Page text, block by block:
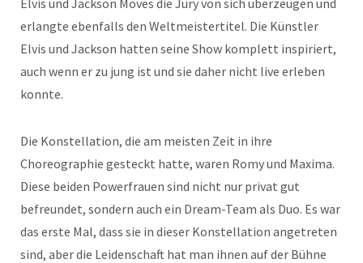
erlangte ebenfalls den Weltmeistertitel. Die Künstler
Elvis und Jackson hatten seine Show komplett inspiriert,
auch wenn er zu jung ist und sie daher nicht live erleben
konnte.
Die Konstellation, die am meisten Zeit in ihre
Choreographie gesteckt hatte, waren Romy und Maxima.
Diese beiden Powerfrauen sind nicht nur privat gut
befreundet, sondern auch ein Dream-Team als Duo. Es war
das erste Mal, dass sie in dieser Konstellation angetreten
sind, aber die Leidenschaft hat man ihnen auf der Bühne